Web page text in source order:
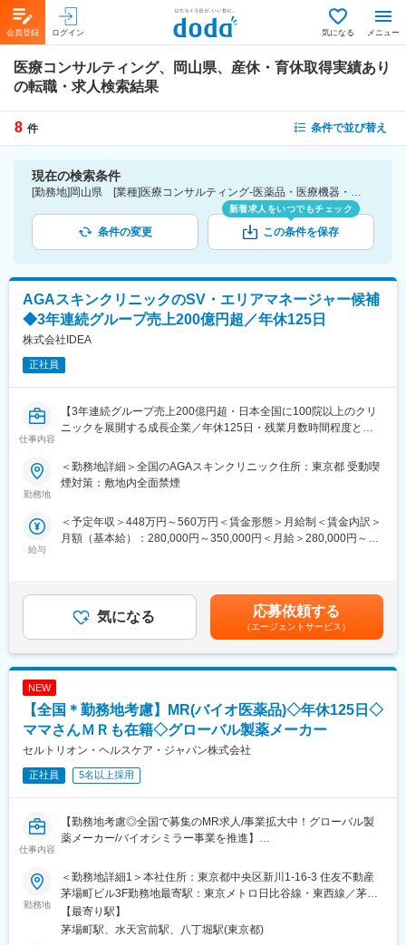
会員登録 ログイン 気になる メニュー
医療コンサルティング、岡山県、産休・育休取得実績あり
の転職・求人検索結果
8 件 条件で並び替え
現在の検索条件
[勤務地]岡山県 [業種]医療コンサルティング-医薬品・医療機器・ライフサイエンス・医療系サービス [詳細条件](休日・働き方)産休・育休取得実績あり
条件の変更
新着求人をいつでもチェック
この条件を保存
AGAスキンクリニックのSV・エリアマネージャー候補
◆3年連続グループ売上200億円超／年休125日
株式会社IDEA
正社員
仕事内容
【3年連続グループ売上200億円超・日本全国に100院以上のクリ
ニックを展開する成長企業／年休125日・残業月数時間程度とメ
■業務内容：
全国に展開している発毛専門クリニック「AGAスキンクリニッ
※初任地に関しては、選考を通じてご希望をお伺いし、考慮した上
で決定いたします。
・クリニックスタッフの採用業務（面接など）
・受付スタッフの教育、指導、マネジメント
・本部会議への参加
・各種研修参加（年数回）
・各種トラブル対応（設備関連・クレーム）、改善対応
の中心メンバー、将来のマネージャー候補として、ご活躍頂ける
方を募集いたします。
■勤務例：横浜のマネージャー候補の主な1日の流れ
10時 出社（横浜院、朝礼参加し、メールチェック、院責との
MTG）
13時 昼休憩
↓
16時 （上?である統括とMTG等）
↓
19時 帰宅
勤務地
＜勤務地詳細＞全国のAGAスキンクリニック住所：東京都 受動喫
煙対策：敷地内全面禁煙
給与
＜予定年収＞448万円～560万円＜賃金形態＞月給制＜賃金内訳＞
月額（基本給）：280,000円～350,000円＜月給＞280,000円～
額であり、選考を通じて上下する可能性があります。月給(月額)は
固定手当を含めた表記です。
気になる 応募依頼する
（エージェントサービス）
NEW
【全国＊勤務地考慮】MR(バイオ医薬品)◇年休125日◇
ママさんＭＲも在籍◇グローバル製薬メーカー
セルトリオン・ヘルスケア・ジャパン株式会社
正社員 5名以上採用
仕事内容
【勤務地考慮◎全国で募集のMR求人/事業拡大中！グローバル製
薬メーカー/バイオシミラー事業を推進】
バイオ医薬品を開発・製造する総合ヘルスケアグループの日本法
人である当社にて、MRを募集いたします。
■業務内容：
・MR職務の担当エリアにおいて当社製品の新規口座開設ならびに
勤務地
＜勤務地詳細1＞本社住所：東京都中央区新川1-16-3 住友不動産
茅場町ビル3F勤務地最寄駅：東京メトロ日比谷線・東西線／茅場
町駅受動喫煙対策：敷地内喫煙可能場所あり＜勤務地詳細2＞全国
住所：全国 受動喫煙対策：敷地内全面禁煙変更の範囲：会社の定
【最寄り駅】
茅場町駅、水天宮前駅、八丁堀駅(東京都)